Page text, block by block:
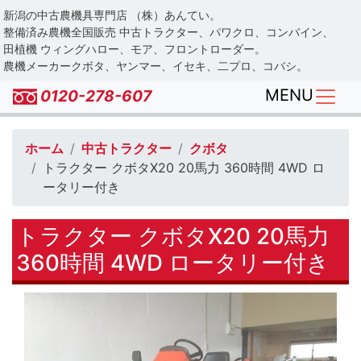
Skip
to
main
content
新潟の中古農機具専門店 （株）あんてい。
整備済み農機全国販売 中古トラクター、パワクロ、コンバイン、
田植機 ウィングハロー、モア、フロントローダー。
農機メーカークボタ、ヤンマー、イセキ、二プロ、コバシ。
0120-278-607 MENU
ホーム 中古トラクター
クボタ
トラクター クボタX20 20馬力 360時間 4WD ロ
ータリー付き
トラクター クボタX20 20馬力
360時間 4WD ロータリー付き